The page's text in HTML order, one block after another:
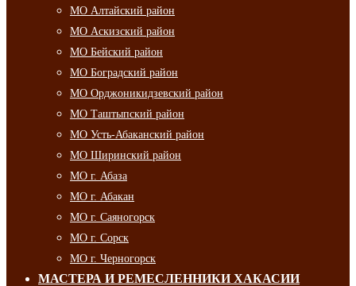
МО Алтайский район
МО Аскизский район
МО Бейский район
МО Боградский район
МО Орджоникидзевский район
МО Таштыпский район
МО Усть-Абаканский район
МО Ширинский район
МО г. Абаза
МО г. Абакан
МО г. Саяногорск
МО г. Сорск
МО г. Черногорск
МАСТЕРА И РЕМЕСЛЕННИКИ ХАКАСИИ